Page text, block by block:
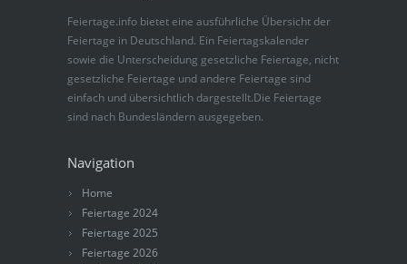
Feiertage.info bietet eine ausführliche Übersicht der
Feiertage in Deutschland. Ein Feiertagskalender
sowie die Unterscheidung gesetzliche Feiertage, nicht
gesetzliche Feiertage und andere Feiertage sind
einfach und übersichtlich dargestellt.Die Feiertage
sind nach Bundesländern ausgegeben.
Navigation
Home
Feiertage 2024
Feiertage 2025
Feiertage 2026